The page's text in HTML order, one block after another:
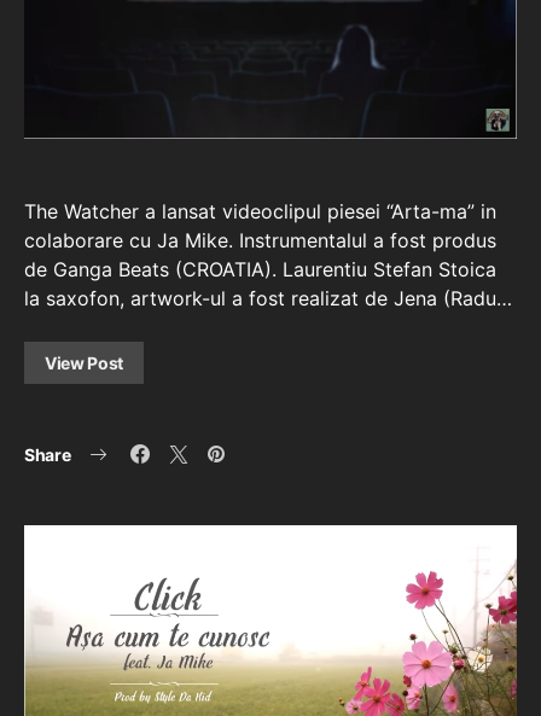
The Watcher a lansat videoclipul piesei “Arta-ma” in
colaborare cu Ja Mike. Instrumentalul a fost produs
de Ganga Beats (CROATIA). Laurentiu Stefan Stoica
la saxofon, artwork-ul a fost realizat de Jena (Radu…
View Post
Share